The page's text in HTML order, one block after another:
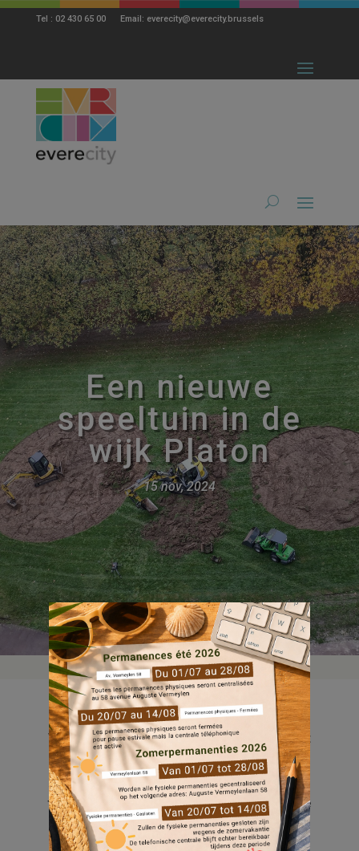
Tel : 02 430 65 00 Email: everecity@everecity.brussels
Een nieuwe
speeltuin in de
wijk Platon
15 nov, 2024
Vanmorgen is de gemeente begonnen met
de werkzaamheden voor de aanleg van een
nieuwe speeltuin voor kinderen, gelegen
tussen Oleandersgaarde, Duiveltjesgaarde
en Auguste Vermeylenlaan 58/60.
modal-check